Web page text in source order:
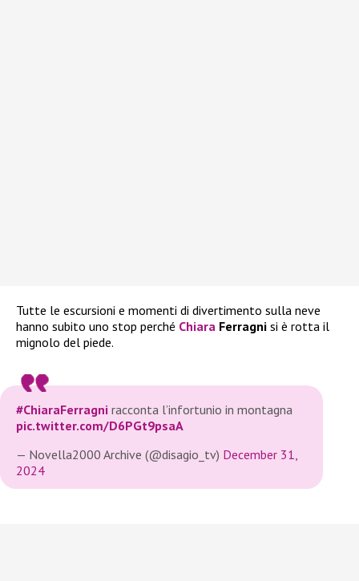
Tutte le escursioni e momenti di divertimento sulla neve
hanno subito uno stop perché Chiara Ferragni si è rotta il
mignolo del piede.
#ChiaraFerragni racconta l’infortunio in montagna
pic.twitter.com/D6PGt9psaA
— Novella2000 Archive (@disagio_tv) December 31,
2024